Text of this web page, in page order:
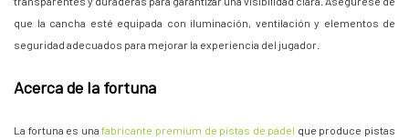
que la cancha esté equipada con iluminación, ventilación y elementos de
seguridad adecuados para mejorar la experiencia del jugador.
Acerca de la fortuna
La fortuna es unafabricante premium de pistas de pádel que produce pistas